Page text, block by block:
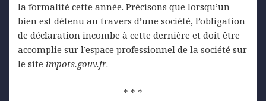
la formalité cette année. Précisons que lorsqu’un
bien est détenu au travers d’une société, l’obligation
de déclaration incombe à cette dernière et doit être
accomplie sur l’espace professionnel de la société sur
le site impots.gouv.fr.
* * *